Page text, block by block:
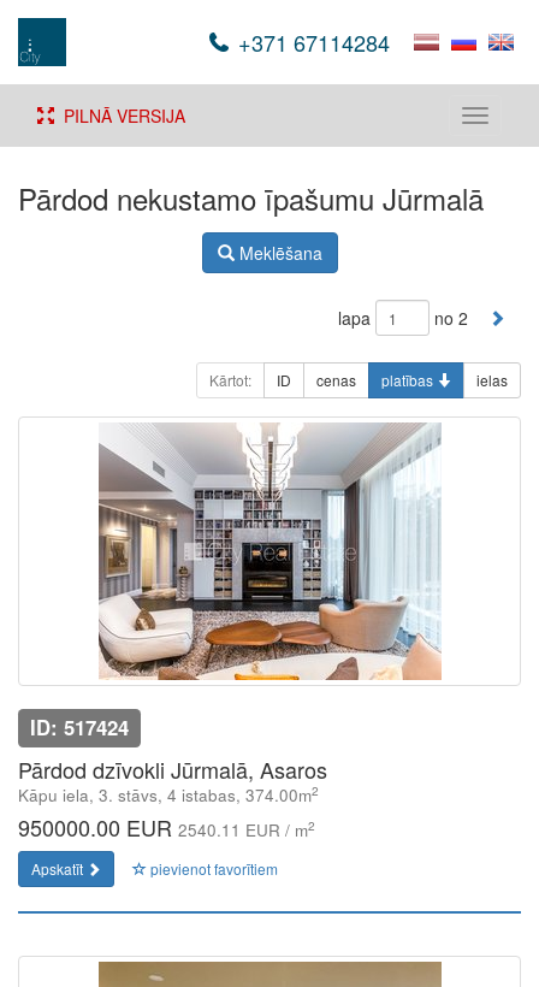
+371 67114284
Toggle
PILNĀ VERSIJA
Pārdod nekustamo īpašumu Jūrmalā
Meklēšana
lapa no 2
Kārtot: ID cenas platības ielas
ID: 517424
Pārdod dzīvokli Jūrmalā, Asaros
Kāpu iela, 3. stāvs, 4 istabas, 374.00m2
950000.00 EUR 2540.11 EUR / m2
Apskatīt pievienot favorītiem